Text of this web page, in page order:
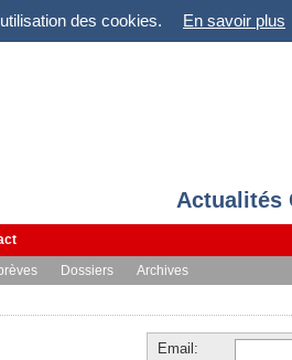
des cookies. En savoir plus
Actualités
Dossiers Archives
Email: